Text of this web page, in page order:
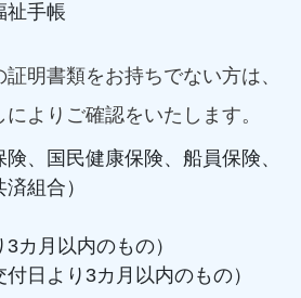
祉手帳
証明書類をお持ちでない方は、
よりご確認をいたします。
、国民健康保険、船員保険、
組合）
カ月以内のもの）
日より3カ月以内のもの）